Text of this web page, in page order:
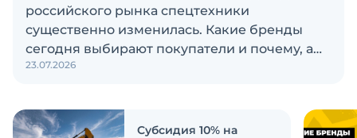
российского рынка спецтехники
существенно изменилась. Какие бренды
сегодня выбирают покупатели и почему, а
также кого считают лидерами рынка?
ответить на эти вопросы
23.07.2026
Субсидия 10% на